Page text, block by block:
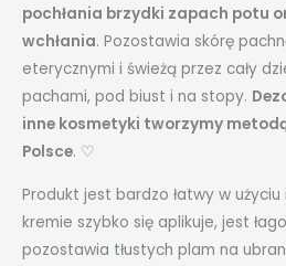
pochłania brzydki zapach potu
wchłania. Pozostawia skórę
eterycznymi i świeżą przez cały
pachami, pod biust i na stopy.
inne kosmetyki tworzymy
Polsce. ♡
Produkt jest bardzo łatwy w
kremie szybko się aplikuje, jest
pozostawia tłustych plam na